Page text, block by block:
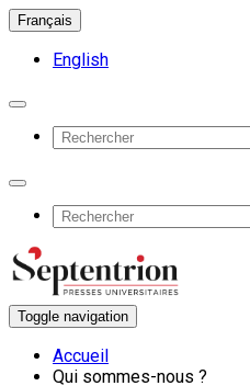
Français
English
Toggle navigation
Accueil
Qui sommes-nous ?